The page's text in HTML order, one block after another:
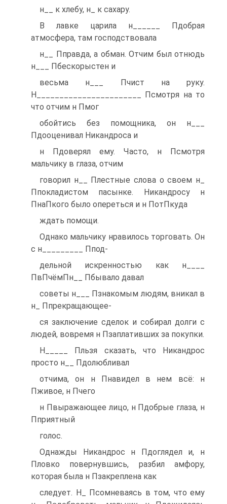
н__ к хлебу, н_ к сахару.
В лавке царила н______ Пдобрая
атмосфера, там господствовала
н__ Пправда, а обман. Отчим был отнюдь
н___ Пбескорыстен и
весьма н___ Пчист на руку.
Н_______________________ Псмотря на то
что отчим н Пмог
обойтись без помощника, он н___
Пдооценивал Никандроса и
н Пдоверял ему. Часто, н Псмотря
мальчику в глаза, отчим
говорил н__ Плестные слова о своем н_
Ппокладистом пасынке. Никандросу н
ПнаПкого было опереться и н ПотПкуда
ждать помощи.
Однако мальчику нравилось торговать. Он
с н_________ Ппод-
дельной искренностью как н____
ПвПчёмПн__ Пбывало давал
советы н___ Пзнакомым людям, вникал в
н_ Ппрекращающее-
ся заключение сделок и собирал долги с
людей, вовремя н Пзаплативших за покупки.
Н_____ Пльзя сказать, что Никандрос
просто н__ Пдолюбливал
отчима, он н Пнавидел в нем всё: н
Пживое, н Пчего
н Пвыражающее лицо, н Пдобрые глаза, н
Пприятный
голос.
Однажды Никандрос н Пдоглядел и, н
Пловко повернувшись, разбил амфору,
которая была н Пзакреплена как
следует. Н_ Псомневаясь в том, что ему